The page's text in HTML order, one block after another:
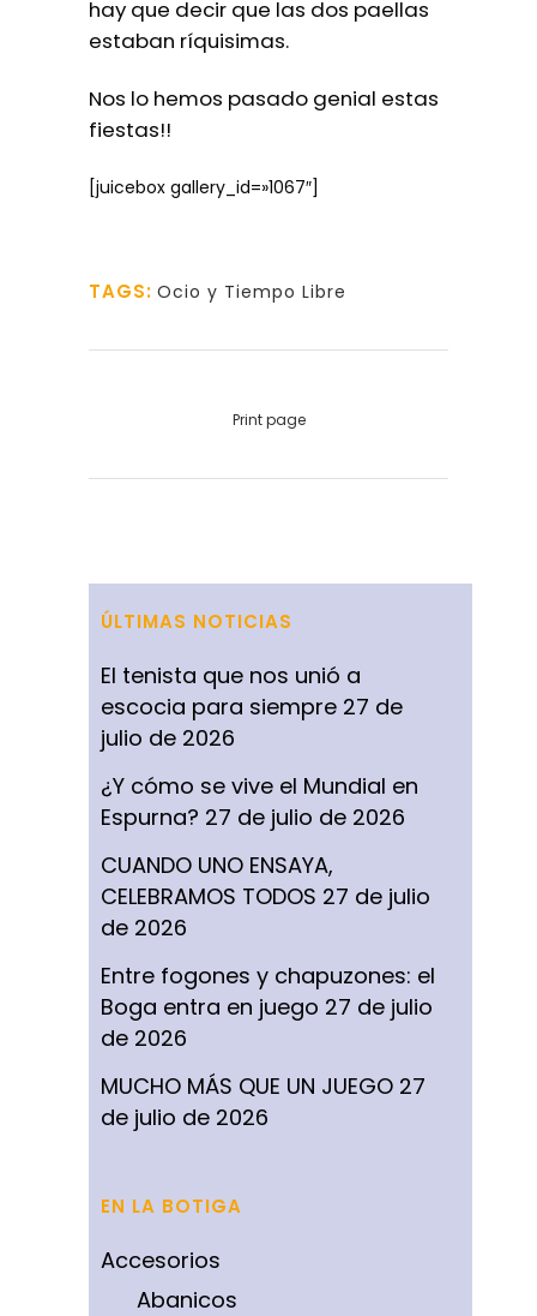
hay que decir que las dos paellas
estaban ríquisimas.
Nos lo hemos pasado genial estas
fiestas!!
[juicebox gallery_id=»1067″]
TAGS: Ocio y Tiempo Libre
Print page
ÚLTIMAS NOTICIAS
El tenista que nos unió a
escocia para siempre 27 de
julio de 2026
¿Y cómo se vive el Mundial en
Espurna? 27 de julio de 2026
CUANDO UNO ENSAYA,
CELEBRAMOS TODOS 27 de julio
de 2026
Entre fogones y chapuzones: el
Boga entra en juego 27 de julio
de 2026
MUCHO MÁS QUE UN JUEGO 27
de julio de 2026
EN LA BOTIGA
Accesorios
Abanicos